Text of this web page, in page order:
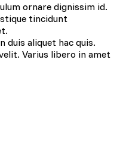
ornare dignissim id.
tincidunt
duis aliquet hac quis.
Varius libero in amet